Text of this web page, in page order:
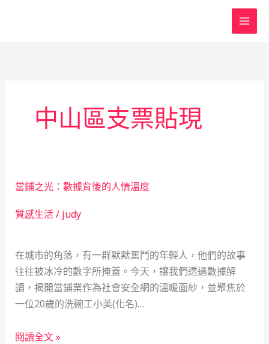
中山區支票貼現
當鋪之光：數據背後的人情溫度
質感生活/ judy
在城市的角落，有一群默默奮鬥的年輕人，他們的故事
往往被冰冷的數字所掩蓋。今天，讓我們透過數據解
讀，揭開當鋪業作為社會安全網的溫暖面紗，並聚焦於
一位20歲的洗碗工小美(化名)…
當
閱讀全文 »